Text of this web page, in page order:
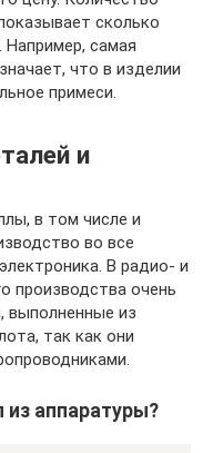
сколько
Например, самая
что в изделии
примеси.
и
в том числе и
во все
В радио- и
производства очень
выполненные из
так как они
из аппаратуры?